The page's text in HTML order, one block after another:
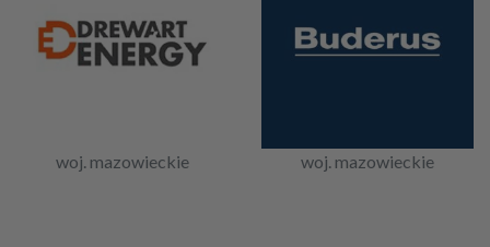
woj. mazowieckie woj. mazowieckie